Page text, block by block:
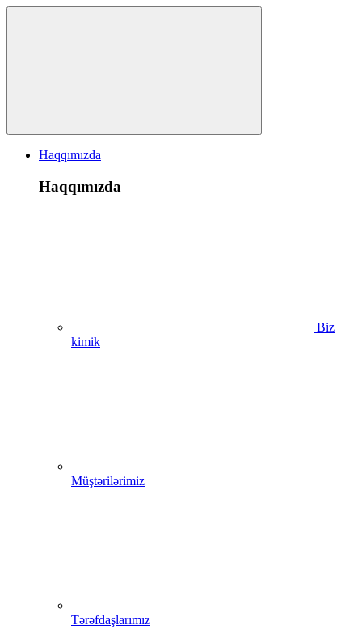
Haqqımızda
Haqqımızda
Biz
kimik
Müştərilərimiz
Tərəfdaşlarımız